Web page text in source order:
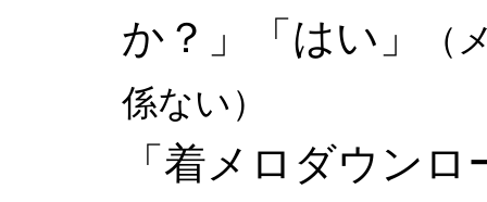
か？」「はい」
（
係ない）
「着メロダウン